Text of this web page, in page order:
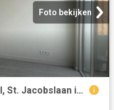
Foto bekijken
Appartement te huur Grootstal, St. Jacobslaan in Nijmegen